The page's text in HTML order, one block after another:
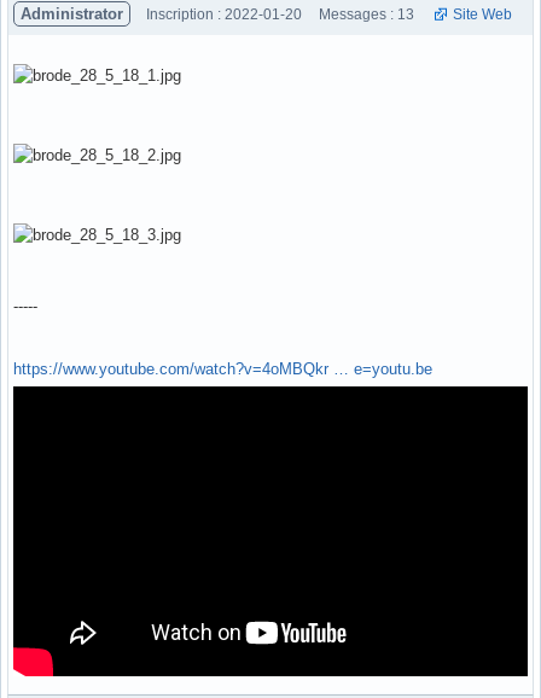
Administrator Inscription : 2022-01-20 Messages : 13 Site Web
-----
https://www.youtube.com/watch?v=4oMBQkr … e=youtu.be